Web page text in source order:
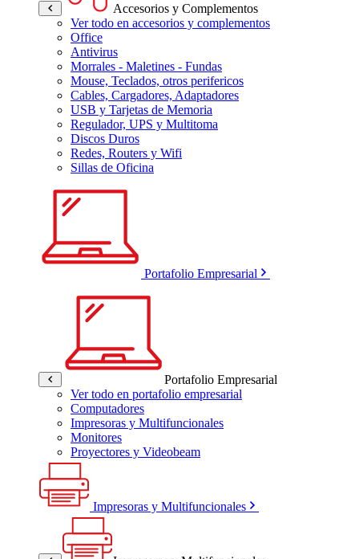
Accesorios y Complementos
Ver todo en accesorios y complementos
Office
Antivirus
Morrales - Maletines - Fundas
Mouse, Teclados, otros perifericos
Cables, Cargadores, Adaptadores
USB y Tarjetas de Memoria
Regulador, UPS y Multitoma
Discos Duros
Redes, Routers y Wifi
Sillas de Oficina
Portafolio Empresarial
Portafolio Empresarial
Ver todo en portafolio empresarial
Computadores
Impresoras y Multifuncionales
Monitores
Proyectores y Videobeam
Impresoras y Multifuncionales